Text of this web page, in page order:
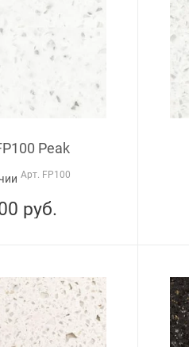
Peak
Арт. FP100
руб.